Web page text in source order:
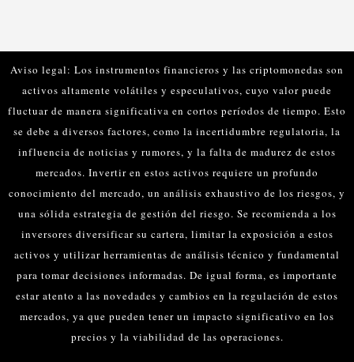
Aviso legal: Los instrumentos financieros y las criptomonedas son
activos altamente volátiles y especulativos, cuyo valor puede
fluctuar de manera significativa en cortos períodos de tiempo. Esto
se debe a diversos factores, como la incertidumbre regulatoria, la
influencia de noticias y rumores, y la falta de madurez de estos
mercados. Invertir en estos activos requiere un profundo
conocimiento del mercado, un análisis exhaustivo de los riesgos, y
una sólida estrategia de gestión del riesgo. Se recomienda a los
inversores diversificar su cartera, limitar la exposición a estos
activos y utilizar herramientas de análisis técnico y fundamental
para tomar decisiones informadas. De igual forma, es importante
estar atento a las novedades y cambios en la regulación de estos
mercados, ya que pueden tener un impacto significativo en los
precios y la viabilidad de las operaciones.